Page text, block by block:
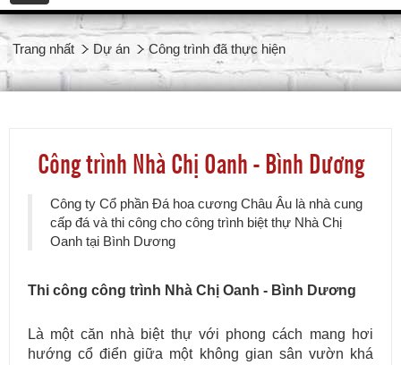
navigation
Trang nhất Dự án Công trình đã thực hiện
Công trình Nhà Chị Oanh - Bình Dương
Công ty Cổ phần Đá hoa cương Châu Âu là nhà cung
cấp đá và thi công cho công trình biệt thự Nhà Chị
Oanh tại Bình Dương
Thi công công trình Nhà Chị Oanh - Bình Dương
Là một căn nhà biệt thự với phong cách mang hơi
hướng cổ điển giữa một không gian sân vườn khá